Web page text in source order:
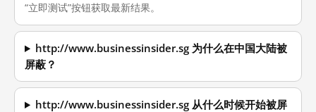
“立即测试”按钮获取最新结果。
http://www.businessinsider.sg 为什么在中国大陆被
屏蔽？
http://www.businessinsider.sg 从什么时候开始被屏